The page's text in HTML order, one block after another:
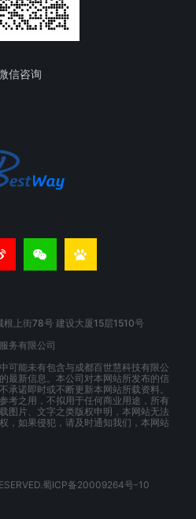
信咨询
根上街78号 建设大厦15层1510号
务有限公司
可能未有包含与成都百世慧科技有限公
最新信息。本公司对本网站所发布的信
承诺即时或不断更新本网站所载资料。
考之用，不拟用于任何商业用途，所有
图片、文字之类版权申明，本网站无法
，如果侵犯，请及时通知我们，本网站
蜀ICP备20009264号-10